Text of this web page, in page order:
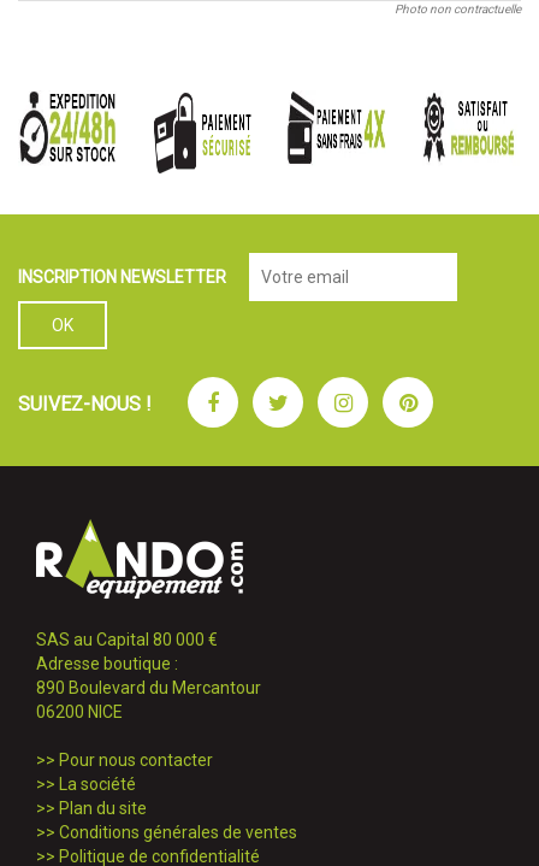
Photo non contractuelle
INSCRIPTION NEWSLETTER
SUIVEZ-NOUS ! FacebookTwitterInstagramPinterest
SAS au Capital 80 000 €
Adresse boutique :
890 Boulevard du Mercantour
06200 NICE
>> Pour nous contacter
>>
La société
>> Plan du site
>> Conditions générales de ventes
>> Politique de confidentialité